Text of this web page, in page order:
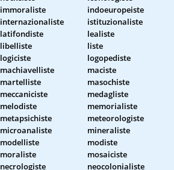
immoraliste
indoeuropeiste
internazionaliste
istituzionaliste
latifondiste
lealiste
libelliste
liste
logiciste
logopediste
machiavelliste
maciste
martelliste
masochiste
meccaniciste
medagliste
melodiste
memorialiste
metapsichiste
meteorologiste
microanaliste
mineraliste
modelliste
modiste
moraliste
mosaiciste
necrologiste
neocolonialiste